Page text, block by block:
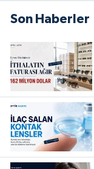
Son Haberler